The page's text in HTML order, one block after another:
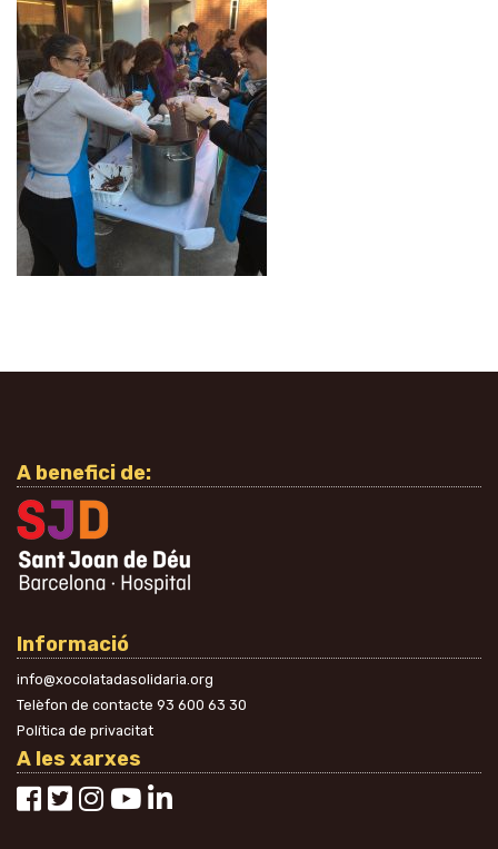
A benefici de:
Informació
info@xocolatadasolidaria.org
Telèfon de contacte 93 600 63 30
Política de privacitat
A les xarxes